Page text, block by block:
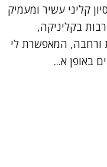
קליני עשיר ומעמיק
בקליניקה,
ורחבה, המאפשרת לי
באופן א...